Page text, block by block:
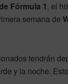
Fórmula 1, el
semana de
tendrán
y la noche.